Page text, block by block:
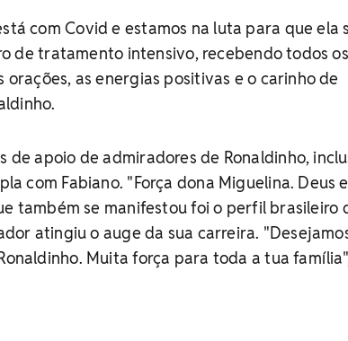
com Covid e estamos na luta para que ela
de tratamento intensivo, recebendo todos os
as energias positivas e o carinho de
de apoio de admiradores de Ronaldinho,
com Fabiano. "Força dona Miguelina. Deus
também se manifestou foi o perfil brasileiro
atingiu o auge da sua carreira.
Muita força para toda a tua